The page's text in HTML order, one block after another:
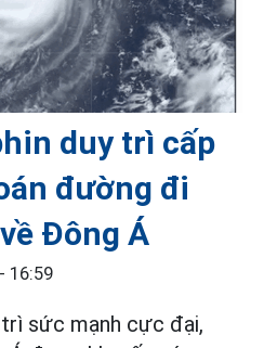
duy trì cấp
đường đi
Đông Á
16:59
sức mạnh cực đại,